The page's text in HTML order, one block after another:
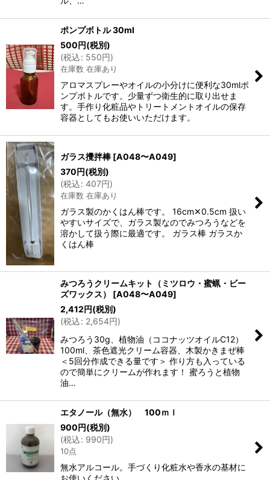
ポンプボトル 30ml
500円(税別)
(税込: 550円)
在庫数 在庫あり
アロマスプレーやオイルの小分けに便利な30mlポ
ンプボトルです。少量ずつ衛生的に取り出せま
す。手作り化粧品やトリートメントオイルの保存
容器としてもお使いいただけます。
ガラス攪拌棒 [A048〜A049]
370円(税別)
(税込: 407円)
在庫数 在庫あり
ガラス製のかくはん棒です。 16cm✕0.5cm 扱い
やすいサイズで、ガラス製なのでみつろうなどを
溶かして扱う際に最適です。 ガラス棒 ガラスか
くはん棒
みつろうクリームキット（ミツロウ・蜜蝋・ビー
ズワックス）
[A048〜A049]
2,412円(税別)
(税込: 2,654円)
みつろう30g、植物油（ココナッツオイルC12）
100ml、茶色遮光クリーム容器、木製かきまぜ棒
＜5回分作成できる量です＞ 作り方も入っている
ので簡単にクリームが作れます！ 蜜ろうと植物
油…
エタノール（無水） 100ｍｌ
900円(税別)
(税込: 990円)
10点
無水アルコール。手づくり化粧水や香水の基材に
お使いください。